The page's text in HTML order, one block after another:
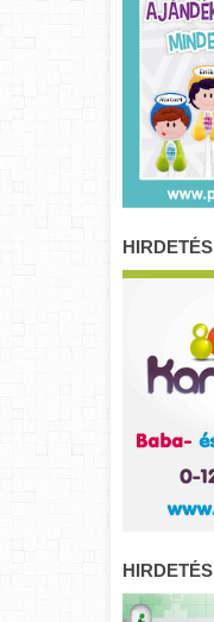
HIRDETÉS
HIRDETÉS